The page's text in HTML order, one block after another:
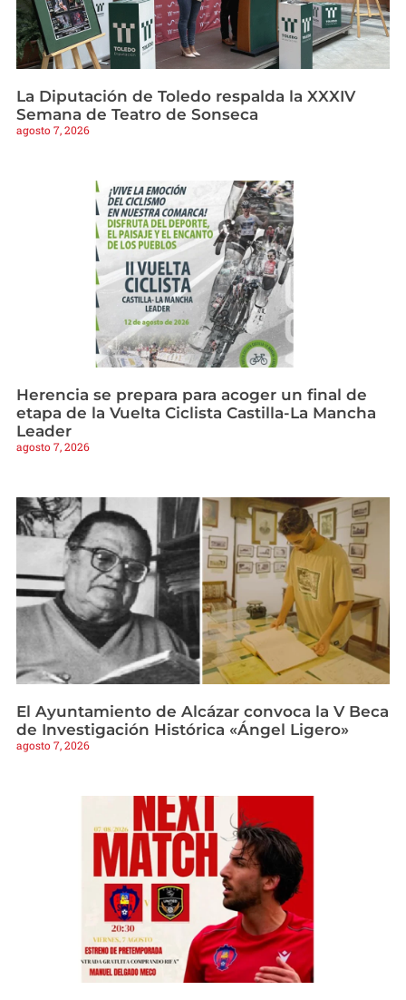
La Diputación de Toledo respalda la XXXIV
Semana de Teatro de Sonseca
agosto 7, 2026
Herencia se prepara para acoger un final de
etapa de la Vuelta Ciclista Castilla-La Mancha
Leader
agosto 7, 2026
El Ayuntamiento de Alcázar convoca la V Beca
de Investigación Histórica «Ángel Ligero»
agosto 7, 2026